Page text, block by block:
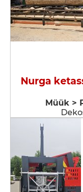
Nurga
Müük >